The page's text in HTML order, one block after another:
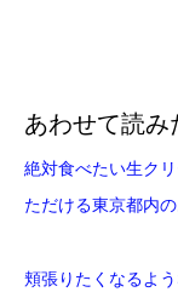
あわせて読み
絶対食べたい生ク
ただける東京都内
頬張りたくなるよ